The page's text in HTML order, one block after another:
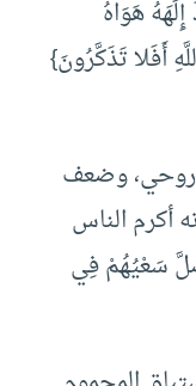
هَوَاهُ
أَفَلا تَذَكَّرُونَ}
روحي، وضعف
أكرم الناس
ضَلَّ سَعْيُهُمْ فِي